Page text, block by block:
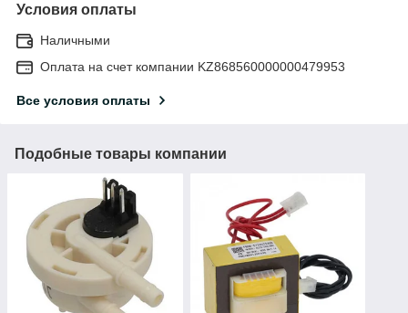
Условия оплаты
Наличными
Оплата на счет компании KZ868560000000479953
Все условия оплаты
Подобные товары компании